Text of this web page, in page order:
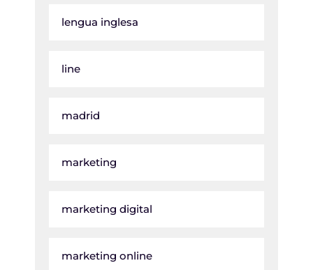
lengua inglesa
line
madrid
marketing
marketing digital
marketing online